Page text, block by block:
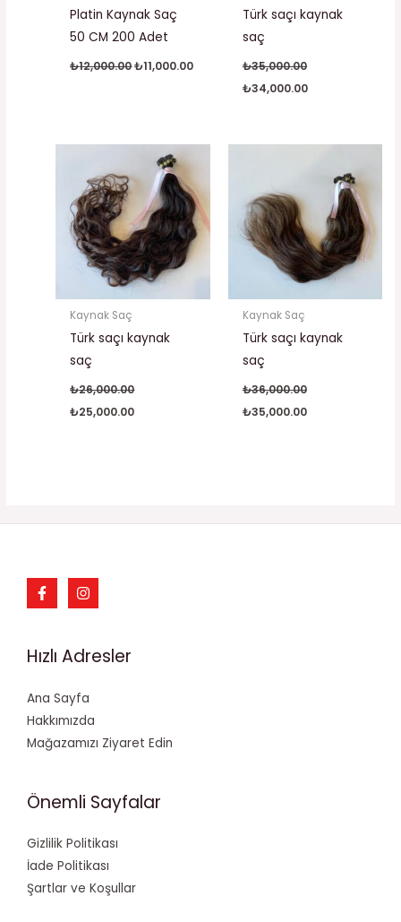
Platin Kaynak Saç
50 CM 200 Adet
₺12,000.00₺11,000.00
Türk saçı kaynak
saç
₺35,000.00
₺34,000.00
Kaynak Saç
Türk saçı kaynak
saç
₺26,000.00
₺26,000.00.
₺25,000.00
andaki
fiyat:
₺25,000.00.
Kaynak Saç
Türk saçı kaynak
saç
₺36,000.00
₺35,000.00
fiyat:
₺35,000.00.
Hızlı Adresler
Ana Sayfa
Hakkımızda
Mağazamızı Ziyaret Edin
Önemli Sayfalar
Gizlilik Politikası
İade Politikası
Şartlar ve Koşullar